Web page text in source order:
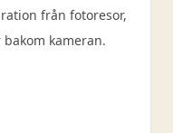
från fotoresor,
kameran.